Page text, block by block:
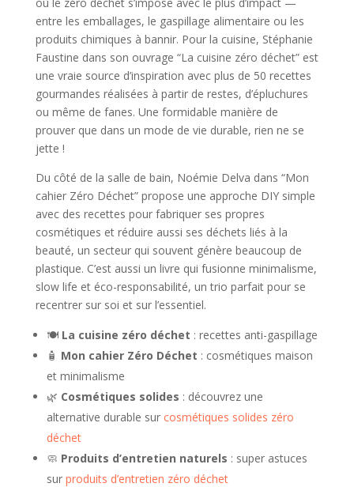
entre les emballages, le gaspillage alimentaire ou les
produits chimiques à bannir. Pour la cuisine, Stéphanie
Faustine dans son ouvrage “La cuisine zéro déchet” est
une vraie source d’inspiration avec plus de 50 recettes
gourmandes réalisées à partir de restes, d’épluchures
ou même de fanes. Une formidable manière de
prouver que dans un mode de vie durable, rien ne se
jette !
Du côté de la salle de bain, Noémie Delva dans “Mon
cahier Zéro Déchet” propose une approche DIY simple
avec des recettes pour fabriquer ses propres
cosmétiques et réduire aussi ses déchets liés à la
beauté, un secteur qui souvent génère beaucoup de
plastique. C’est aussi un livre qui fusionne minimalisme,
slow life et éco-responsabilité, un trio parfait pour se
recentrer sur soi et sur l’essentiel.
🍽️ La cuisine zéro déchet : recettes anti-gaspillage
🧴 Mon cahier Zéro Déchet : cosmétiques maison
et minimalisme
🌿 Cosmétiques solides : découvrez une
alternative durable sur cosmétiques solides zéro
déchet
🧼 Produits d’entretien naturels : super astuces
sur produits d’entretien zéro déchet